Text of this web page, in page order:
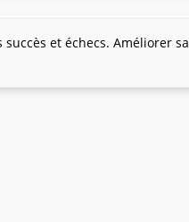
et échecs. Améliorer sa